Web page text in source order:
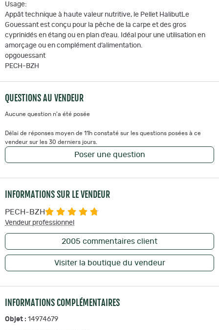
Usage:
Appât technique à haute valeur nutritive, le Pellet HalibutLe
Gouessant est conçu pour la pêche de la carpe et des gros
cyprinidés en étang ou en plan d’eau. Idéal pour une utilisation en
amorçage ou en complément d’alimentation.
opgouessant
PECH-BZH
QUESTIONS AU VENDEUR
Aucune question n'a été posée
Délai de réponses moyen de 11h constaté sur les questions posées à ce
vendeur sur les 30 derniers jours.
Poser une question
INFORMATIONS SUR LE VENDEUR
PECH-BZH
Vendeur professionnel
2005 commentaires client
Visiter la boutique du vendeur
INFORMATIONS COMPLÉMENTAIRES
Objet : 14974679